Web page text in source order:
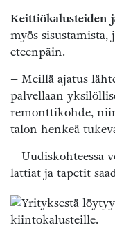
Keittiökalusteiden
myös
eteenpäin.
– Meillä ajatus
palvellaan
remonttikohde,
talon henkeä
– Uudiskohteessa
lattiat ja tapetit